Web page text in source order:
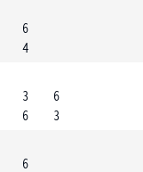
6
4
3
6
6
3
6